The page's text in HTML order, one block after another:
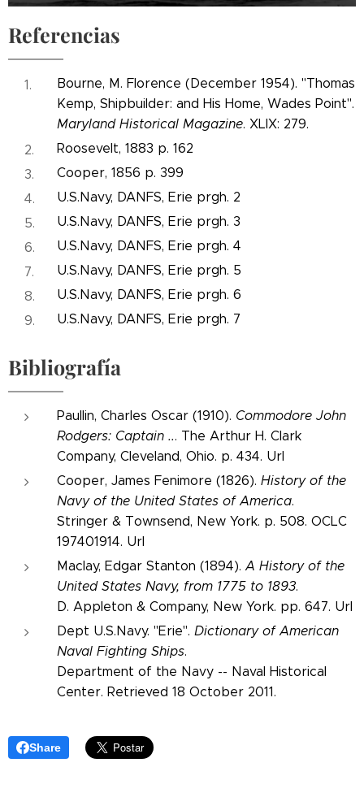
Referencias
Bourne, M. Florence (December 1954). "Thomas
Kemp, Shipbuilder: and His Home, Wades Point".
Maryland Historical Magazine. XLIX: 279.
Roosevelt, 1883 p. 162
Cooper, 1856 p. 399
U.S.Navy, DANFS, Erie prgh. 2
U.S.Navy, DANFS, Erie prgh. 3
U.S.Navy, DANFS, Erie prgh. 4
U.S.Navy, DANFS, Erie prgh. 5
U.S.Navy, DANFS, Erie prgh. 6
U.S.Navy, DANFS, Erie prgh. 7
Bibliografía
Paullin, Charles Oscar (1910). Commodore John
Rodgers: Captain ... The Arthur H. Clark
Company, Cleveland, Ohio. p. 434. Url
Cooper, James Fenimore (1826). History of the
Navy of the United States of America.
Stringer & Townsend, New York. p. 508. OCLC
197401914. Url
Maclay, Edgar Stanton (1894).A History of the
United States Navy, from 1775 to 1893.
D. Appleton & Company, New York. pp. 647. Url
Dept U.S.Navy. "Erie". Dictionary of American
Naval Fighting Ships.
Department of the Navy -- Naval Historical
Center. Retrieved 18 October 2011.
Share